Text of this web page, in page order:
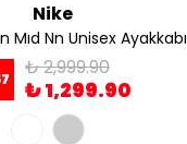
Nike
Mıd Nn Unisex Ayakkabı
₺ 2,999.90
₺ 1,299.90